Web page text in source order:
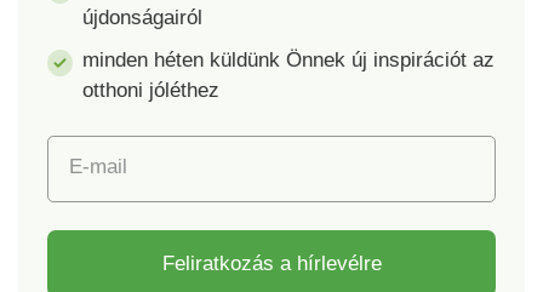
újdonságairól
minden héten küldünk Önnek új inspirációt az
otthoni jóléthez
E-mail
Feliratkozás a hírlevélre